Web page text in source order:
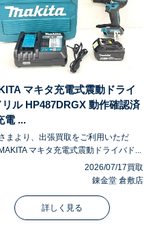
マキタ充電式震動ドライ
ル HP487DRGX 動作確認済
電 ...
まより、出張買取をご利用いただ
マキタ充電式震動ドライバド...
2026/07/17買取
錬金堂 倉敷店
詳しく見る